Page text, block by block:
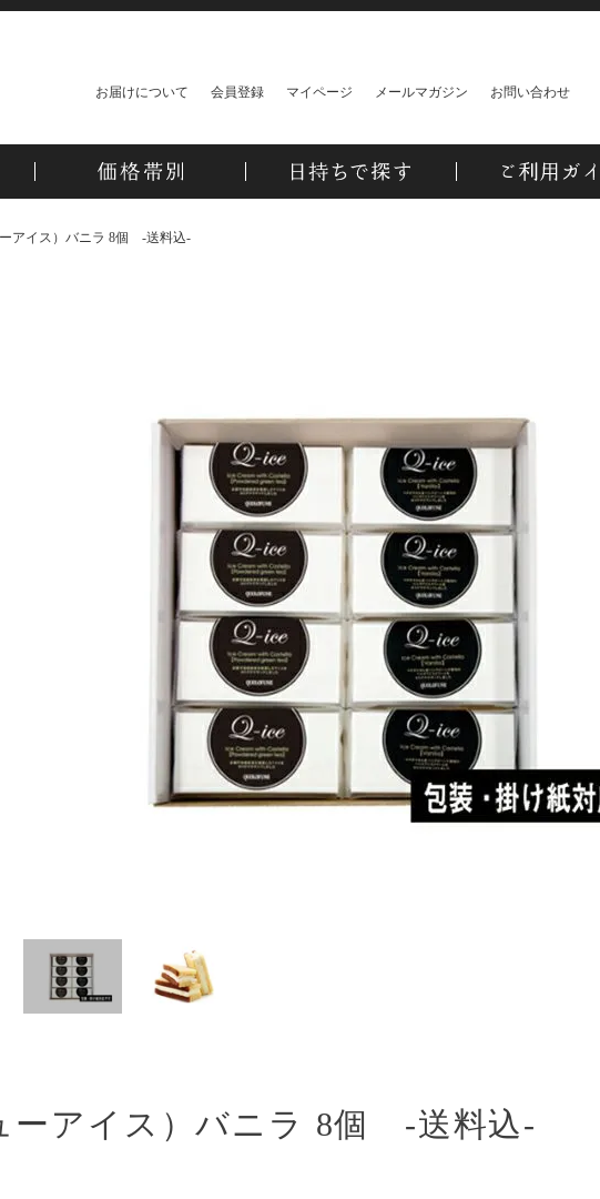
お届けについて 会員登録 マイページ メールマガジン お問い合わせ
アイス）バニラ 8個 -送料込-
ーアイス）バニラ 8個 -送料込-